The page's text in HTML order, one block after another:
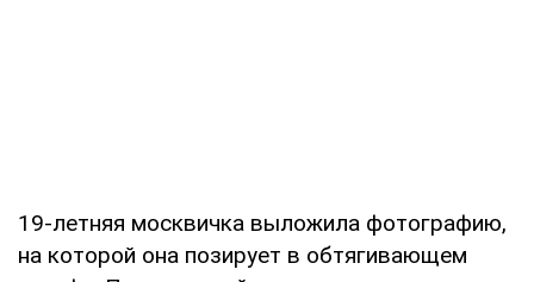
19-летняя москвичка выложила фотографию,
на которой она позирует в обтягивающем